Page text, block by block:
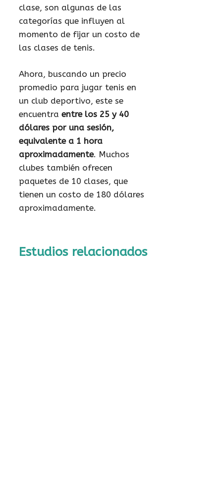
clase, son algunas de las
categorías que influyen al
momento de fijar un costo de
las clases de tenis.
Ahora, buscando un precio
promedio para jugar tenis en
un club deportivo, este se
encuentra entre los 25 y 40
dólares por una sesión,
equivalente a 1 hora
aproximadamente. Muchos
clubes también ofrecen
paquetes de 10 clases, que
tienen un costo de 180 dólares
aproximadamente.
Estudios relacionados